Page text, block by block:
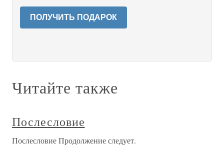
ПОЛУЧИТЬ ПОДАРОК
Читайте также
Послесловие
Послесловие Продолжение следует.